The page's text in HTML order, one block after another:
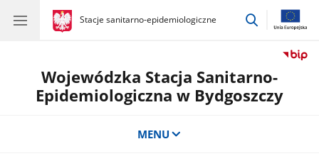
gov.pl
Stacje sanitarno-epidemiologiczne
gov.pl
Stacje
przejdź
Wojewódzka Stacja Sanitarno-
Epidemiologiczna w Bydgoszczy
MENU